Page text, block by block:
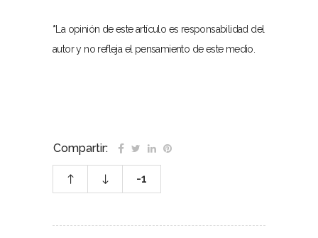
*La opinión de este artículo es responsabilidad del
autor y no refleja el pensamiento de este medio.
Compartir:
-1